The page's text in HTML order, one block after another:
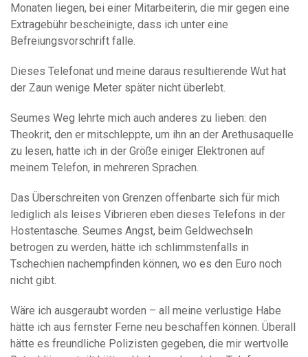
Monaten liegen, bei einer Mitarbeiterin, die mir gegen eine
Extragebühr bescheinigte, dass ich unter eine
Befreiungsvorschrift falle.
Dieses Telefonat und meine daraus resultierende Wut hat
der Zaun wenige Meter später nicht überlebt.
Seumes Weg lehrte mich auch anderes zu lieben: den
Theokrit, den er mitschleppte, um ihn an der Arethusaquelle
zu lesen, hatte ich in der Größe einiger Elektronen auf
meinem Telefon, in mehreren Sprachen.
Das Überschreiten von Grenzen offenbarte sich für mich
lediglich als leises Vibrieren eben dieses Telefons in der
Hostentasche. Seumes Angst, beim Geldwechseln
betrogen zu werden, hätte ich schlimmstenfalls in
Tschechien nachempfinden können, wo es den Euro noch
nicht gibt.
Wäre ich ausgeraubt worden – all meine verlustige Habe
hätte ich aus fernster Ferne neu beschaffen können. Überall
hätte es freundliche Polizisten gegeben, die mir wertvolle